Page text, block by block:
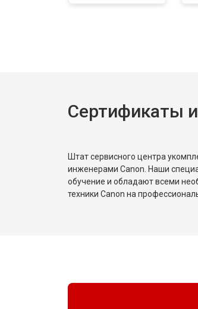
Сертификаты
Штат сервисного центра
инженерами Canon. Наши
обучение и обладают всеми
техники Canon на